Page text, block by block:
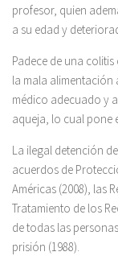
profesor, quien
a su edad y
Padece de una
la mala alimentación
médico adecuado y
aqueja, lo cual pone
La ilegal detención
acuerdos de
Américas (2008), las
Tratamiento de los
de todas las
prisión (1988).